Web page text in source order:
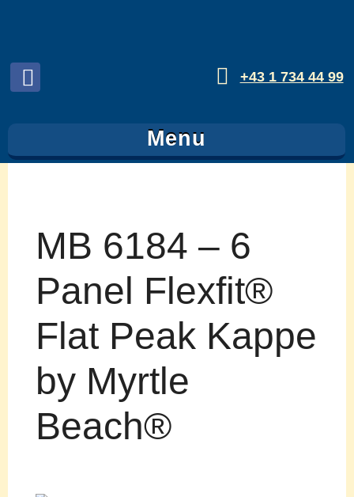
+43 1 734 44 99
Menu
MB 6184 – 6
Panel Flexfit®
Flat Peak Kappe
by Myrtle
Beach®